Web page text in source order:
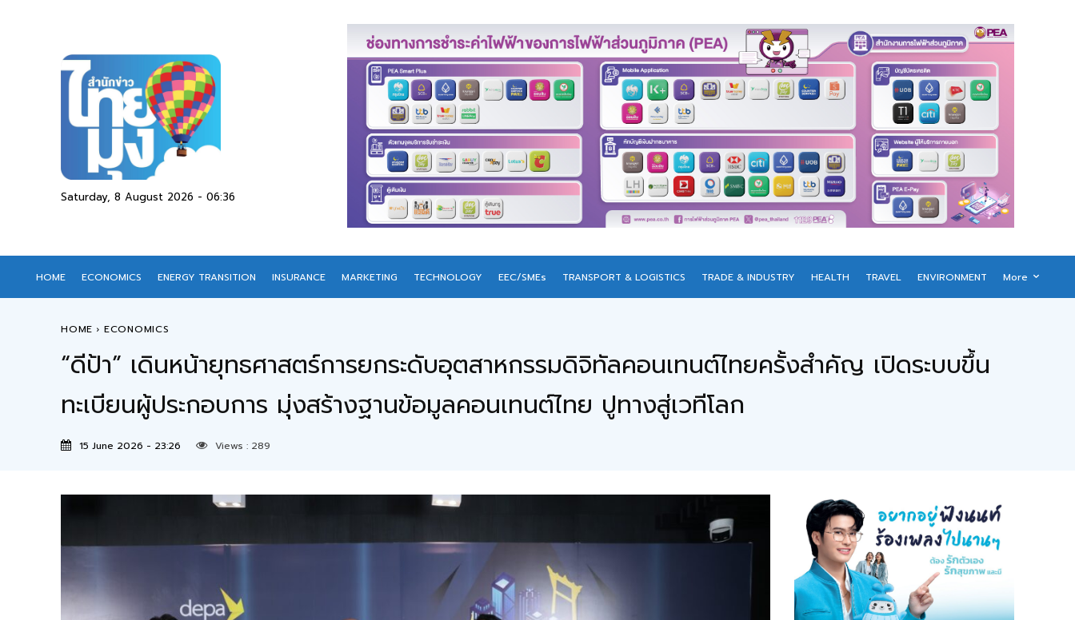
Saturday, 8 August 2026 - 06:36
HOME ECONOMICS ENERGY TRANSITION INSURANCE MARKETING TECHNOLOGY EEC/SMEs TRANSPORT & LOGISTICS TRADE & INDUSTRY HEALTH TRAVEL ENVIRONMENT More
HOME ECONOMICS
“ดีป้า” เดินหน้ายุทธศาสตร์การยกระดับอุตสาหกรรมดิจิทัลคอนเทนต์ไทยครั้งสำคัญ เปิดระบบขึ้น
ทะเบียนผู้ประกอบการ มุ่งสร้างฐานข้อมูลคอนเทนต์ไทย ปูทางสู่เวทีโลก
15 June 2026 - 23:26 Views : 289